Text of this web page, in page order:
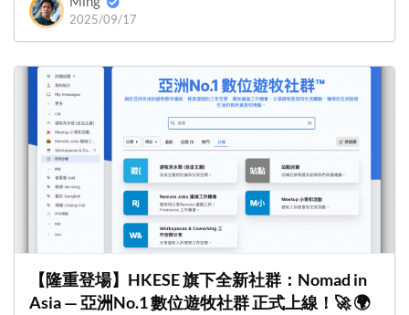
2025/09/17
【隆重登場】HKESE 旗下全新社群：Nomad in
Asia — 亞洲No.1 數位遊牧社群 正式上線！🚀 🌍